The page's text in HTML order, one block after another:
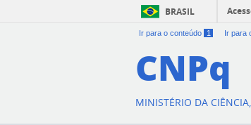
BRASIL
Ir para o conteúdo 1 Ir para
CNPq
MINISTÉRIO DA